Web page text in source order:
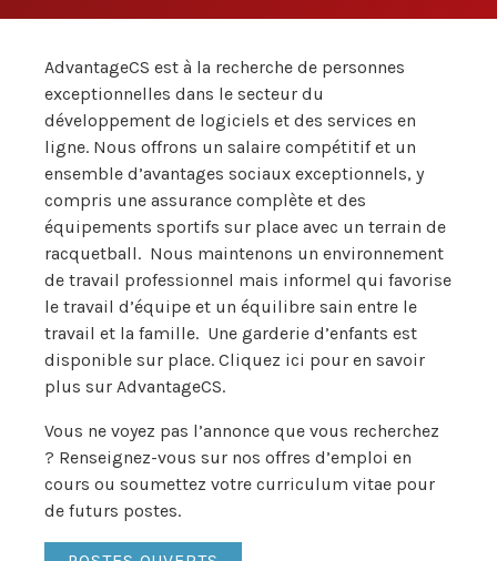
AdvantageCS est à la recherche de personnes
exceptionnelles dans le secteur du
développement de logiciels et des services en
ligne. Nous offrons un salaire compétitif et un
ensemble d’avantages sociaux exceptionnels, y
compris une assurance complète et des
équipements sportifs sur place avec un terrain de
racquetball. Nous maintenons un environnement
de travail professionnel mais informel qui favorise
le travail d’équipe et un équilibre sain entre le
travail et la famille. Une garderie d’enfants est
disponible sur place. Cliquez ici pour en savoir
plus sur AdvantageCS.
Vous ne voyez pas l’annonce que vous recherchez
? Renseignez-vous sur nos offres d’emploi en
cours ou soumettez votre curriculum vitae pour
de futurs postes.